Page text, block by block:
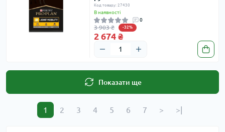
Код товару: 27430
В наявності
0
3 903 ₴ -32%
2 674 ₴
Показати ще
1 2 3 4 5 6 7 > >|